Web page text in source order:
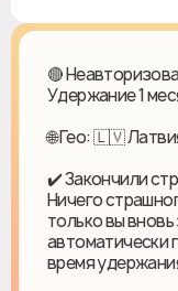
🔴
Удержание 1
🌐 Гео: 🇱🇻
✔️ Закончили
Ничего
только вы
автоматически
время